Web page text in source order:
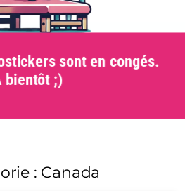
sont en congés.
bientôt ;)
: Canada